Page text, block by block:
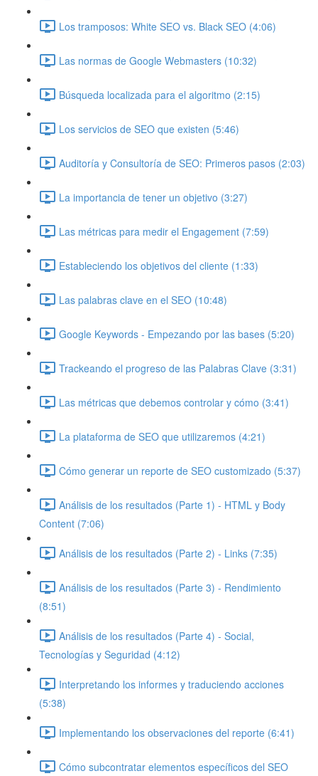
Los tramposos: White SEO vs. Black SEO (4:06)
Las normas de Google Webmasters (10:32)
Búsqueda localizada para el algoritmo (2:15)
Los servicios de SEO que existen (5:46)
Auditoría y Consultoría de SEO: Primeros pasos (2:03)
La importancia de tener un objetivo (3:27)
Las métricas para medir el Engagement (7:59)
Estableciendo los objetivos del cliente (1:33)
Las palabras clave en el SEO (10:48)
Google Keywords - Empezando por las bases (5:20)
Trackeando el progreso de las Palabras Clave (3:31)
Las métricas que debemos controlar y cómo (3:41)
La plataforma de SEO que utilizaremos (4:21)
Cómo generar un reporte de SEO customizado (5:37)
Análisis de los resultados (Parte 1) - HTML y Body
Content (7:06)
Análisis de los resultados (Parte 2) - Links (7:35)
Análisis de los resultados (Parte 3) - Rendimiento
(8:51)
Análisis de los resultados (Parte 4) - Social,
Tecnologías y Seguridad (4:12)
Interpretando los informes y traduciendo acciones
(5:38)
Implementando los observaciones del reporte (6:41)
Cómo subcontratar elementos específicos del SEO